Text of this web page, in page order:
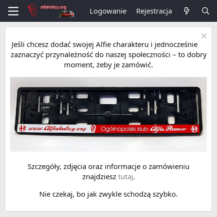
Logowanie Rejestracja
Jeśli chcesz dodać swojej Alfie charakteru i jednocześnie
zaznaczyć przynależność do naszej społeczności – to dobry
moment, żeby je zamówić.
Szczegóły, zdjęcia oraz informacje o zamówieniu
znajdziesz tutaj.
Nie czekaj, bo jak zwykle schodzą szybko.